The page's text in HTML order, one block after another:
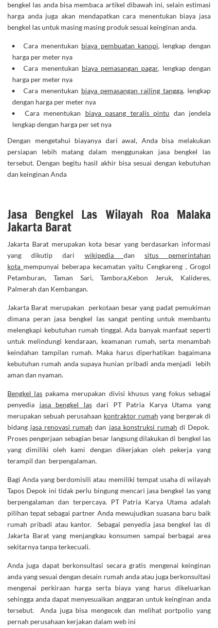
bengkel las anda bisa membaca artikel dibawah ini, selain estimasi
harga anda juga akan mendapatkan cara menentukan biaya jasa
bengkel las untuk masing masing produk sesuai keinginan anda.
Cara menentukan biaya pembuatan kanopi, lengkap dengan
harga per meter nya
Cara menentukan biaya pemasangan pagar, lengkap dengan
harga per meter nya
Cara menentukan biaya pemasangan railing tangga, lengkap
dengan harga per meter nya
Cara menentukan biaya pasang teralis pintu dan jendela
lengkap dengan harga per set nya
Dengan mengetahui biayanya dari awal, Anda bisa melakukan
persiapan lebih matang dalam menggunakan jasa bengkel las
tersebut. Dengan begitu hasil akhir bisa sesuai dengan kebutuhan
dan keinginan Anda
Jasa Bengkel Las Wilayah Roa Malaka
Jakarta Barat
Jakarta Barat merupakan kota besar yang berdasarkan informasi
yang dikutip dari wikipedia dan situs pemerintahan
kota mempunyai beberapa kecamatan yaitu Cengkareng , Grogol
Petamburan, Taman Sari, Tambora,Kebon Jeruk, Kalideres,
Palmerah dan Kembangan.
Jakarta Barat merupakan perkotaan besar yang padat pemukiman
dimana peran jasa bengkel las sangat penting untuk membantu
melengkapi kebutuhan rumah tinggal. Ada banyak manfaat seperti
untuk melindungi kendaraan, keamanan rumah, serta menambah
keindahan tampilan rumah. Maka harus diperhatikan bagaimana
kebutuhan rumah anda supaya hunian pribadi anda menjadi lebih
aman dan nyaman.
Bengkel las pakama merupakan divisi khusus yang fokus sebagai
penyedia jasa bengkel lasdari PT Patria Karya Utama yang
merupakan sebuah perusahaan kontraktor rumah yang bergerak di
bidang jasa renovasi rumah dan jasa konstruksi rumah di Depok.
Proses pengerjaan sebagian besar langsung dilakukan di bengkel las
yang dimiliki oleh kami dengan dikerjakan oleh pekerja yang
terampil dan berpengalaman.
Bagi Anda yang berdomisili atau memiliki tempat usaha di wilayah
Tapos Depok ini tidak perlu bingung mencari jasa bengkel las yang
berpengalaman dan terpercaya. PT Patria Karya Utama adalah
pilihan tepat sebagai partner Anda mewujudkan suasana baru baik
rumah pribadi atau kantor. Sebagai penyedia jasa bengkel las di
Jakarta Barat yang menjangkau konsumen sampai berbagai area
sekitarnya tanpa terkecuali.
Anda juga dapat berkonsultasi secara gratis mengenai keinginan
anda yang sesuai dengan desain rumah anda atau juga berkonsultasi
mengenai perkiraan harga serta biaya yang harus dikeluarkan
sehingga anda dapat menyesuaikan anggaran untuk keinginan anda
tersebut. Anda juga bisa mengecek dan melihat portpolio yang
pernah perusahaan kerjakan dalam web ini